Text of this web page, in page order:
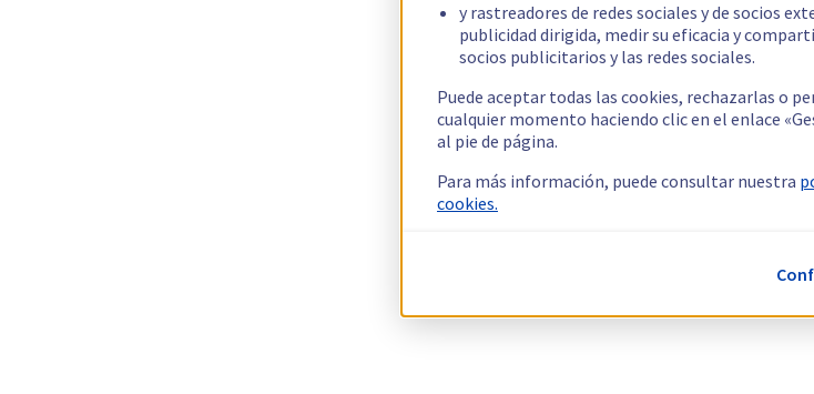
y rastreadores de redes sociales y de socios
publicidad dirigida, medir su eficacia y
socios publicitarios y las redes sociales.
Puede aceptar todas las cookies, rechazarlas o
cualquier momento haciendo clic en el enlace
al pie de página.
Para más información, puede consultar nuestra
cookies.